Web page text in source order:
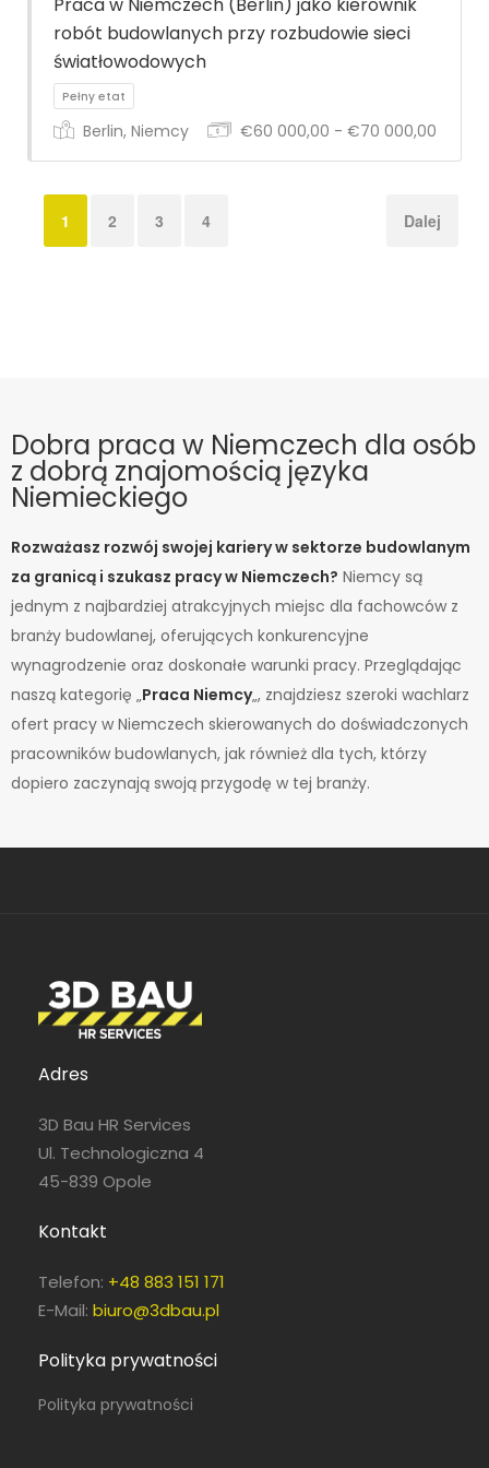
Praca w Niemczech (Berlin) jako kierownik
robót budowlanych przy rozbudowie sieci
światłowodowych
Pełny etat
Berlin, Niemcy €60 000,00 - €70 000,00
1 2 3 4 Dalej
Dobra praca w Niemczech dla osób
z dobrą znajomością języka
Niemieckiego
Rozważasz rozwój swojej kariery w sektorze budowlanym
za granicą i szukasz pracy w Niemczech? Niemcy są
jednym z najbardziej atrakcyjnych miejsc dla fachowców z
branży budowlanej, oferujących konkurencyjne
wynagrodzenie oraz doskonałe warunki pracy. Przeglądając
naszą kategorię „Praca Niemcy„, znajdziesz szeroki wachlarz
ofert pracy w Niemczech skierowanych do doświadczonych
pracowników budowlanych, jak również dla tych, którzy
dopiero zaczynają swoją przygodę w tej branży.
Adres
3D Bau HR Services
Ul. Technologiczna 4
45-839 Opole
Kontakt
Telefon: +48 883 151 171
E-Mail: biuro@3dbau.pl
Polityka prywatności
Polityka prywatności